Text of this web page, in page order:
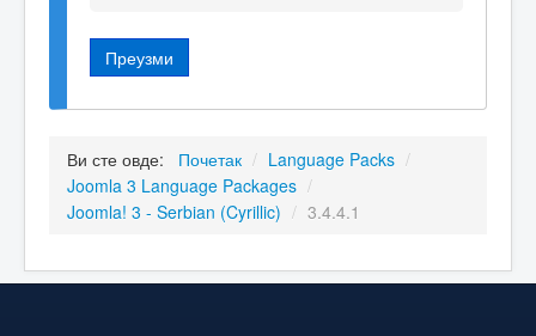
Преузми
Ви сте овде: Почетак / Language Packs /
Joomla 3 Language Packages /
Joomla! 3 - Serbian (Cyrillic) / 3.4.4.1